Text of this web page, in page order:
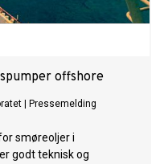
offshore
Pressemelding
smøreoljer i
godt teknisk og